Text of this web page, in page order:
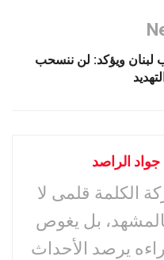
لبنان ويؤكد: لن ننسحب
جواد الراصد
الكلمة قلمى لا
بل يغوص
يرصد الأحداث